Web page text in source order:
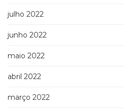
julho 2022
junho 2022
maio 2022
abril 2022
março 2022